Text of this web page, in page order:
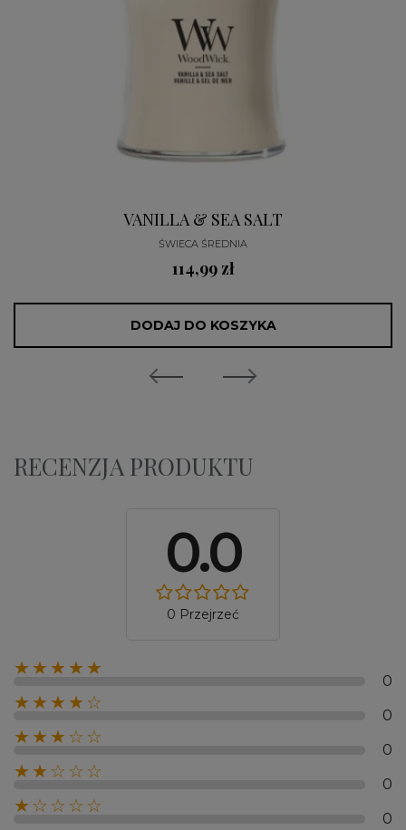
VANILLA & SEA SALT
ŚWIECA ŚREDNIA
114,99 zł
DODAJ DO KOSZYKA
RECENZJA PRODUKTU
0.0
0 Przejrzeć
★★★★★
0
★★★★☆
0
★★★☆☆
0
★★☆☆☆
0
★☆☆☆☆
0